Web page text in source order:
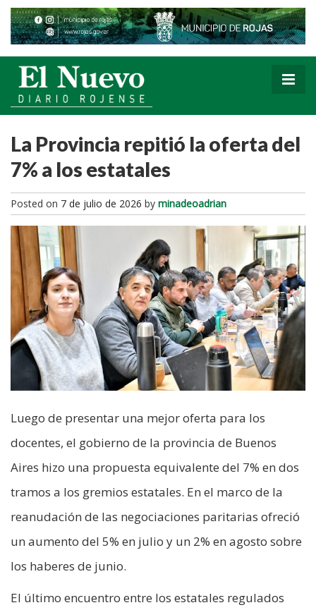
La Provincia repitió la oferta del
7% a los estatales
Posted on 7 de julio de 2026 by minadeoadrian
Luego de presentar una mejor oferta para los
docentes, el gobierno de la provincia de Buenos
Aires hizo una propuesta equivalente del 7% en dos
tramos a los gremios estatales. En el marco de la
reanudación de las negociaciones paritarias ofreció
un aumento del 5% en julio y un 2% en agosto sobre
los haberes de junio.
El último encuentro entre los estatales regulados